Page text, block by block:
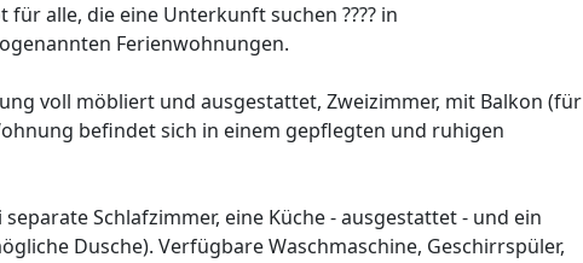
alle, die eine Unterkunft suchen ???? in
sogenannten Ferienwohnungen.
voll möbliert und ausgestattet, Zweizimmer, mit Balkon (für
befindet sich in einem gepflegten und ruhigen
Schlafzimmer, eine Küche - ausgestattet - und ein
Dusche). Verfügbare Waschmaschine, Geschirrspüler,